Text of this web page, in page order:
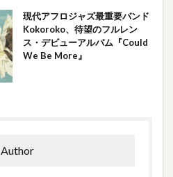
現代アフロジャズ最重要バンド
Kokoroko、待望のフルレン
ス・デビューアルバム『Could
We Be More』
Author